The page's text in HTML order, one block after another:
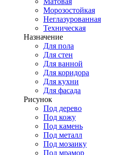
Морозостойкая
Неглазурованная
Техническая
Назначение
Для пола
Для стен
Для ванной
Для коридора
Для кухни
Для фасада
Рисунок
Под дерево
Под кожу
Под камень
Под металл
Под мозаику
Под мрамор